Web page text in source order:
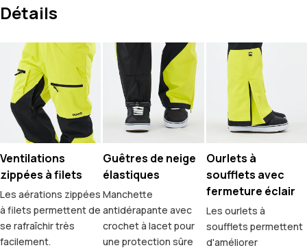
Détails
Ventilations
zippées à filets
Les aérations zippées
à filets permettent de
se rafraîchir très
facilement.
Guêtres de neige
élastiques
Manchette
antidérapante avec
crochet à lacet pour
une protection sûre
Ourlets à
soufflets avec
fermeture éclair
Les ourlets à
soufflets permettent
d'améliorer